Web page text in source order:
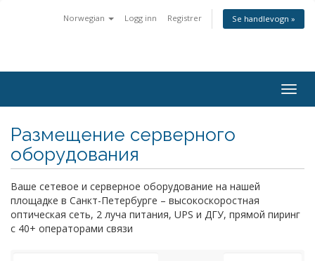
Norwegian Logg inn Registrer Se handlevogn »
Размещение серверного
оборудования
Ваше сетевое и серверное оборудование на нашей
площадке в Санкт-Петербурге – высокоскоростная
оптическая сеть, 2 луча питания, UPS и ДГУ, прямой пиринг
с 40+ операторами связи